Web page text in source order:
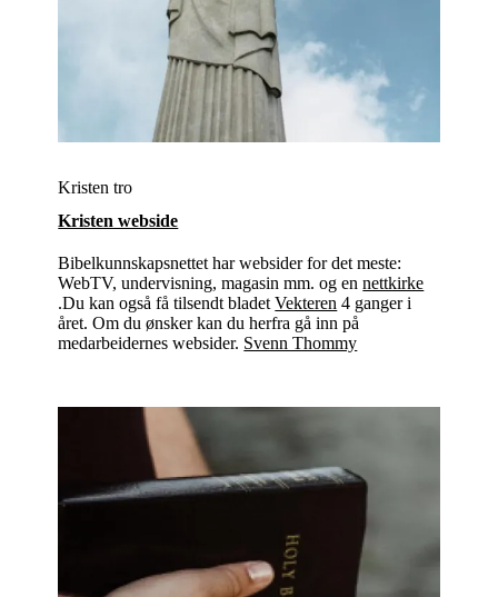
Kristen tro
Kristen webside
Bibelkunnskapsnettet har websider for det meste:
WebTV, undervisning, magasin mm. og ennettkirke
.Du kan også få tilsendt bladetVekteren 4 ganger i
året. Om du ønsker kan du herfra gå inn på
medarbeidernes websider. Svenn Thommy